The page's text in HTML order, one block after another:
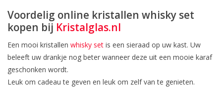
Voordelig online kristallen whisky set
kopen bij Kristalglas.nl
Een mooi kristallen whisky set is een sieraad op uw kast. Uw
beleeft uw drankje nog beter wanneer deze uit een mooie karaf
geschonken wordt.
Leuk om cadeau te geven en leuk om zelf van te genieten.